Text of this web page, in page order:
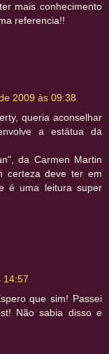
mais conhecimento
referencia!!
2009 às 09:38
queria aconselhar
a estátua da
da Carmen Martin
certeza deve ter em
é uma leitura super
14:57
que sim! Passei
Não sabia disso e